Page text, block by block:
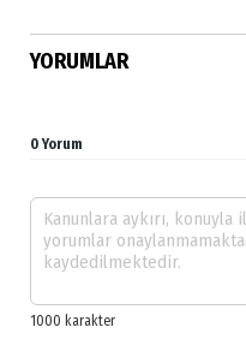
YORUMLAR
0 Yorum